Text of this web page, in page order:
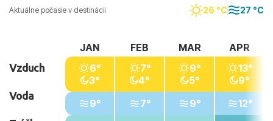
Aktuálne počasie v destinácii 26 °C 27 °C
Vzduch
Voda
JAN
6°
3°
9°
FEB
7°
4°
7°
MAR
9°
5°
9°
APR
13°
9°
12°